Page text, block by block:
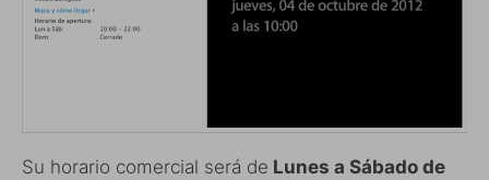
Su horario comercial será de Lunes a Sábado de